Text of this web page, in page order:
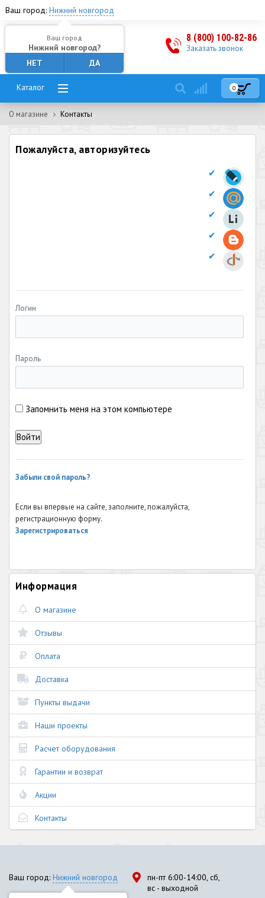
Ваш город: Нижний новгород
Ваш город
Нижний новгород?
НЕТ
ДА
8 (800) 100-82-86
Заказать звонок
Каталог 0
О магазине Контакты
Информация
О магазине
Отзывы
Оплата
Доставка
Пункты выдачи
Наши проекты
Расчет оборудования
Гарантии и возврат
Акции
Контакты
Пожалуйста, авторизуйтесь
Логин
Пароль
Запомнить меня на этом компьютере
Забыли свой пароль?
Если вы впервые на сайте, заполните, пожалуйста,
регистрационную форму.
Зарегистрироваться
Ваш город: Нижний новгород
пн-пт 6:00-14:00, сб,
вс - выходной